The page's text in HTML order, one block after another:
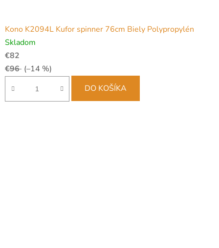
Kono K2094L Kufor spinner 76cm Biely Polypropylén
Skladom
€82
€96 (–14 %)
DO KOŠÍKA